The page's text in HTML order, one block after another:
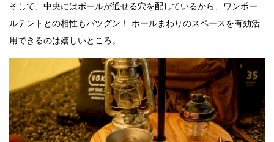
そして、中央にはポールが通せる穴を配しているから、ワンポー
ルテントとの相性もバツグン！ ポールまわりのスペースを有効活
用できるのは嬉しいところ。